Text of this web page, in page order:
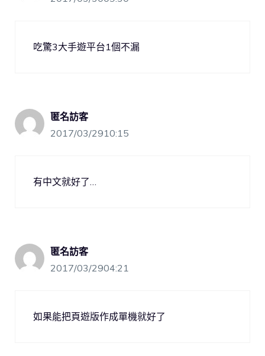
吃驚3大手遊平台1個不漏
匿名訪客
2017/03/2910:15
有中文就好了…
匿名訪客
2017/03/2904:21
如果能把頁遊版作成單機就好了